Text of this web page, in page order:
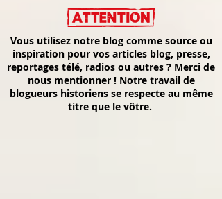
Vous utilisez notre blog comme source ou
inspiration pour vos articles blog, presse,
reportages télé, radios ou autres ? Merci de
nous mentionner ! Notre travail de
blogueurs historiens se respecte au même
titre que le vôtre.